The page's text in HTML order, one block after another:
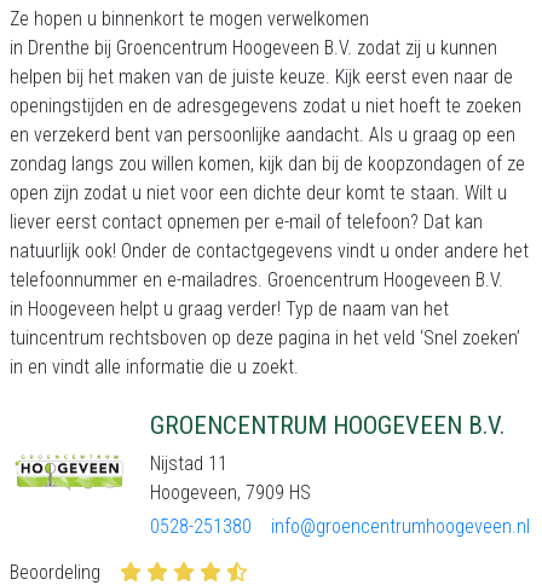
Ze hopen u binnenkort te mogen verwelkomen
in Drenthe bij Groencentrum Hoogeveen B.V. zodat zij u kunnen
helpen bij het maken van de juiste keuze. Kijk eerst even naar de
openingstijden en de adresgegevens zodat u niet hoeft te zoeken
en verzekerd bent van persoonlijke aandacht. Als u graag op een
zondag langs zou willen komen, kijk dan bij de koopzondagen of ze
open zijn zodat u niet voor een dichte deur komt te staan. Wilt u
liever eerst contact opnemen per e-mail of telefoon? Dat kan
natuurlijk ook! Onder de contactgegevens vindt u onder andere het
telefoonnummer en e-mailadres. Groencentrum Hoogeveen B.V.
in Hoogeveen helpt u graag verder! Typ de naam van het
tuincentrum rechtsboven op deze pagina in het veld ‘Snel zoeken’
in en vindt alle informatie die u zoekt.
GROENCENTRUM HOOGEVEEN B.V.
Nijstad 11
Hoogeveen, 7909 HS
0528-251380
info@groencentrumhoogeveen.nl
Beoordeling